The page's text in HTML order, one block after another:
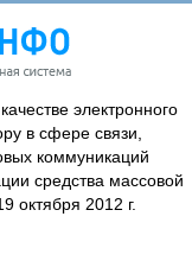
электронного
в сфере связи,
коммуникаций
средства массовой
2012 г.